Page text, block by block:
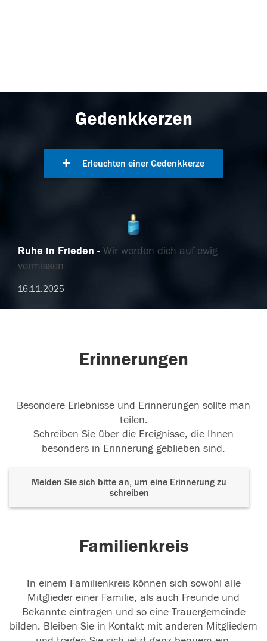
Gedenkkerzen
Erleuchten einer Gedenkkerze
Ruhe in Frieden
Wir werden dich auf ewig
vermissen
16.11.2025
Erinnerungen
Besondere Erlebnisse und Erinnerungen sollte man
teilen.
Schreiben Sie über die Ereignisse, die Ihnen
besonders in Erinnerung geblieben sind.
Melden Sie sich bitte an, um eine Erinnerung zu
schreiben
Familienkreis
In einem Familienkreis können sich sowohl alle
Mitglieder einer Familie, als auch Freunde und
Bekannte eintragen und so eine Trauergemeinde
bilden. Bleiben Sie in Kontakt mit anderen Mitgliedern